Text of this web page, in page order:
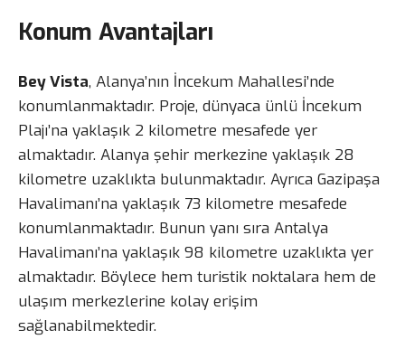
Konum Avantajları
Bey Vista, Alanya’nın İncekum Mahallesi’nde
konumlanmaktadır. Proje, dünyaca ünlü İncekum
Plajı’na yaklaşık 2 kilometre mesafede yer
almaktadır. Alanya şehir merkezine yaklaşık 28
kilometre uzaklıkta bulunmaktadır. Ayrıca Gazipaşa
Havalimanı’na yaklaşık 73 kilometre mesafede
konumlanmaktadır. Bunun yanı sıra Antalya
Havalimanı’na yaklaşık 98 kilometre uzaklıkta yer
almaktadır. Böylece hem turistik noktalara hem de
ulaşım merkezlerine kolay erişim
sağlanabilmektedir.